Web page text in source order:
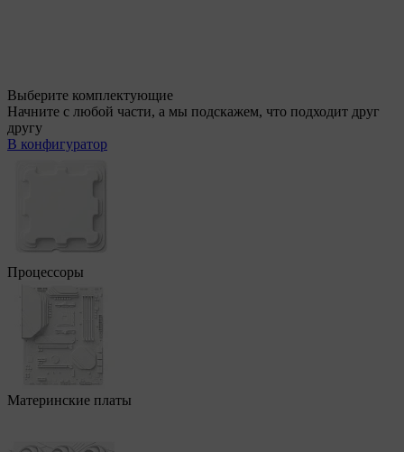
Выберите комплектующие
Начните с любой части, а мы подскажем, что подходит друг
другу
В конфигуратор
Процессоры
Материнские платы